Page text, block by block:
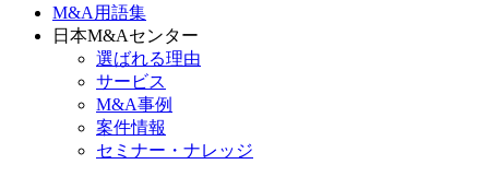
M&A用語集
日本M&Aセンター
選ばれる理由
サービス
M&A事例
案件情報
セミナー・ナレッジ